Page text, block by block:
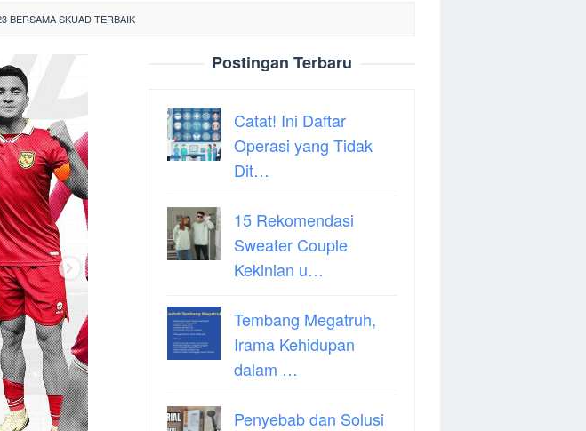
BERSAMA SKUAD TERBAIK
Postingan Terbaru
Catat! Ini Daftar
Operasi yang Tidak
Dit…
15 Rekomendasi
Sweater Couple
Kekinian u…
Tembang Megatruh,
Irama Kehidupan
dalam …
Penyebab dan Solusi